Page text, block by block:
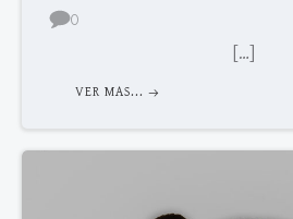
0
[…]
VER MAS...